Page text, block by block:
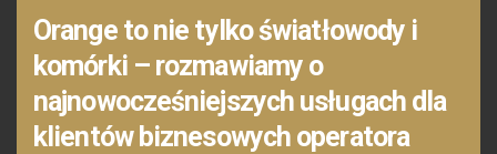
Orange to nie tylko światłowody i
komórki – rozmawiamy o
najnowocześniejszych usługach dla
klientów biznesowych operatora